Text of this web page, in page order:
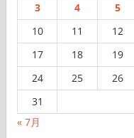
3
4 5
10
11 12
17
18 19
24
25 26
31
« 7月